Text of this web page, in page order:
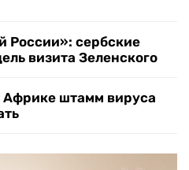
России»: сербские
визита Зеленского
штамм вируса